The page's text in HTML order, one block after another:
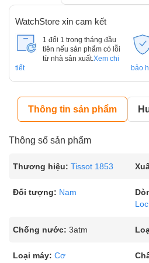
WatchStore xin cam kết
1 đổi 1 trong tháng đầu
tiên nếu sản phẩm có lỗi
từ nhà sản xuất. Xem chi
tiết
bảo
Thông tin sản phẩm
Thông số sản phẩm
Thương hiệu: Tissot 1853
Đối tượng: Nam
Chống nước: 3atm
Loại máy: Cơ